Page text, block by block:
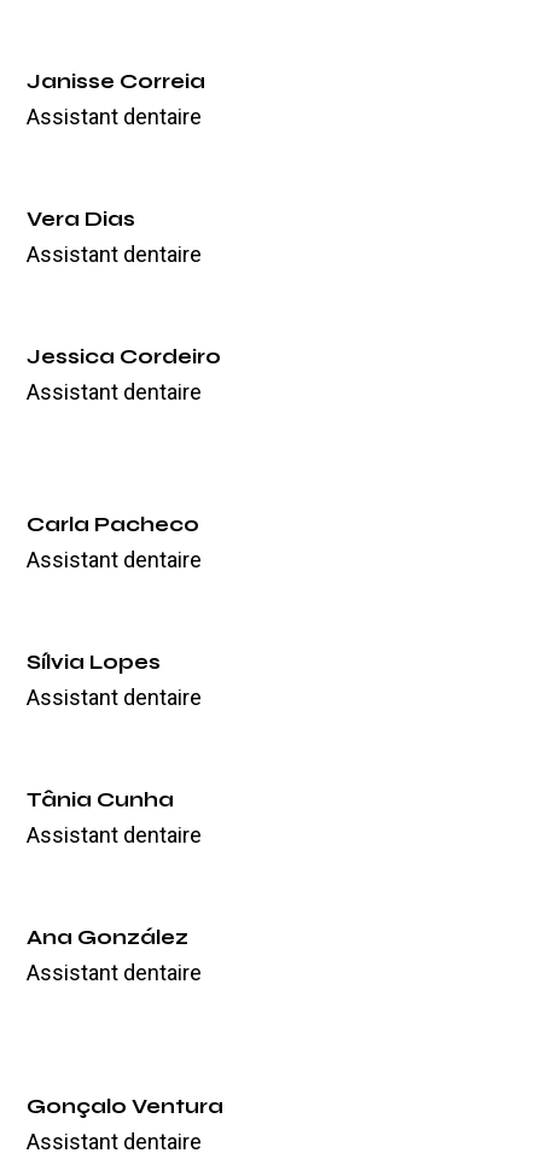
Janisse Correia
Assistant dentaire
Vera Dias
Assistant dentaire
Jessica Cordeiro
Assistant dentaire
Carla Pacheco
Assistant dentaire
Sílvia Lopes
Assistant dentaire
Tânia Cunha
Assistant dentaire
Ana González
Assistant dentaire
Gonçalo Ventura
Assistant dentaire